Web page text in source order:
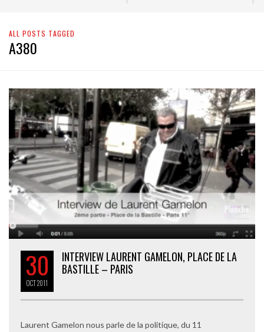
ALL POSTS TAGGED
A380
30
OCT2011
INTERVIEW LAURENT GAMELON, PLACE DE LA
BASTILLE – PARIS
Laurent Gamelon nous parle de la politique, du 11